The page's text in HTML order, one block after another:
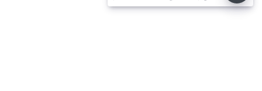
கட்சி எம்.பி.க்கள் கூட்டம் -